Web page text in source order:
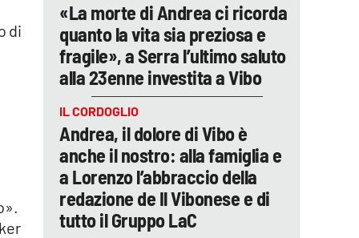
di
«La morte di Andrea ci ricorda
quanto la vita sia preziosa e
fragile», a Serra l’ultimo saluto
alla 23enne investita a Vibo
IL CORDOGLIO
Andrea, il dolore di Vibo è
anche il nostro: alla famiglia e
a Lorenzo l’abbraccio della
redazione de Il Vibonese e di
tutto il Gruppo LaC